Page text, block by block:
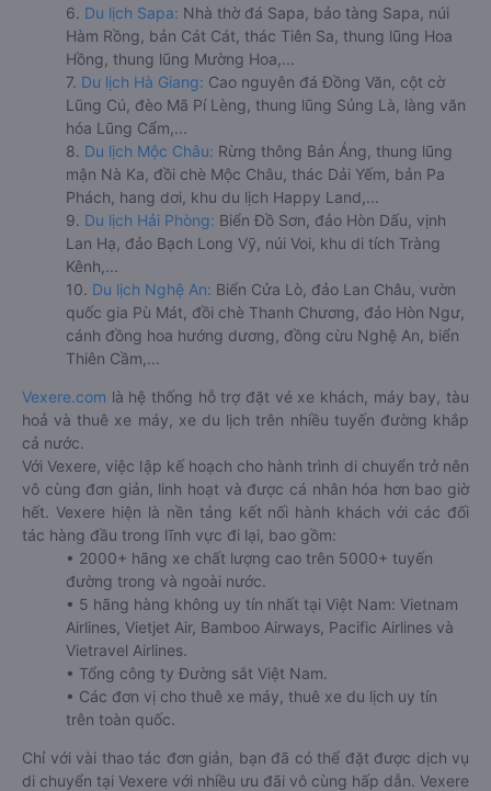
6. Du lịch Sapa: Nhà thờ đá Sapa, bảo tàng Sapa, núi
Hàm Rồng, bản Cát Cát, thác Tiên Sa, thung lũng Hoa
Hồng, thung lũng Mường Hoa,...
7. Du lịch Hà Giang: Cao nguyên đá Đồng Văn, cột cờ
Lũng Cú, đèo Mã Pí Lèng, thung lũng Sủng Là, làng văn
hóa Lũng Cẩm,...
8. Du lịch Mộc Châu: Rừng thông Bản Áng, thung lũng
mận Nà Ka, đồi chè Mộc Châu, thác Dải Yếm, bản Pa
Phách, hang dơi, khu du lịch Happy Land,...
9. Du lịch Hải Phòng: Biển Đồ Sơn, đảo Hòn Dấu, vịnh
Lan Hạ, đảo Bạch Long Vỹ, núi Voi, khu di tích Tràng
Kênh,...
10. Du lịch Nghệ An: Biển Cửa Lò, đảo Lan Châu, vườn
quốc gia Pù Mát, đồi chè Thanh Chương, đảo Hòn Ngư,
cánh đồng hoa hướng dương, đồng cừu Nghệ An, biển
Thiên Cầm,...
Vexere.com là hệ thống hỗ trợ đặt vé xe khách, máy bay, tàu
hoả và thuê xe máy, xe du lịch trên nhiều tuyến đường khắp
cả nước.
Với Vexere, việc lập kế hoạch cho hành trình di chuyển trở nên
vô cùng đơn giản, linh hoạt và được cá nhân hóa hơn bao giờ
hết. Vexere hiện là nền tảng kết nối hành khách với các đối
tác hàng đầu trong lĩnh vực đi lại, bao gồm:
• 2000+ hãng xe chất lượng cao trên 5000+ tuyến
đường trong và ngoài nước.
• 5 hãng hàng không uy tín nhất tại Việt Nam: Vietnam
Airlines, Vietjet Air, Bamboo Airways, Pacific Airlines và
Vietravel Airlines.
• Tổng công ty Đường sắt Việt Nam.
• Các đơn vị cho thuê xe máy, thuê xe du lịch uy tín
trên toàn quốc.
Chỉ với vài thao tác đơn giản, bạn đã có thể đặt được dịch vụ
di chuyển tại Vexere với nhiều ưu đãi vô cùng hấp dẫn. Vexere